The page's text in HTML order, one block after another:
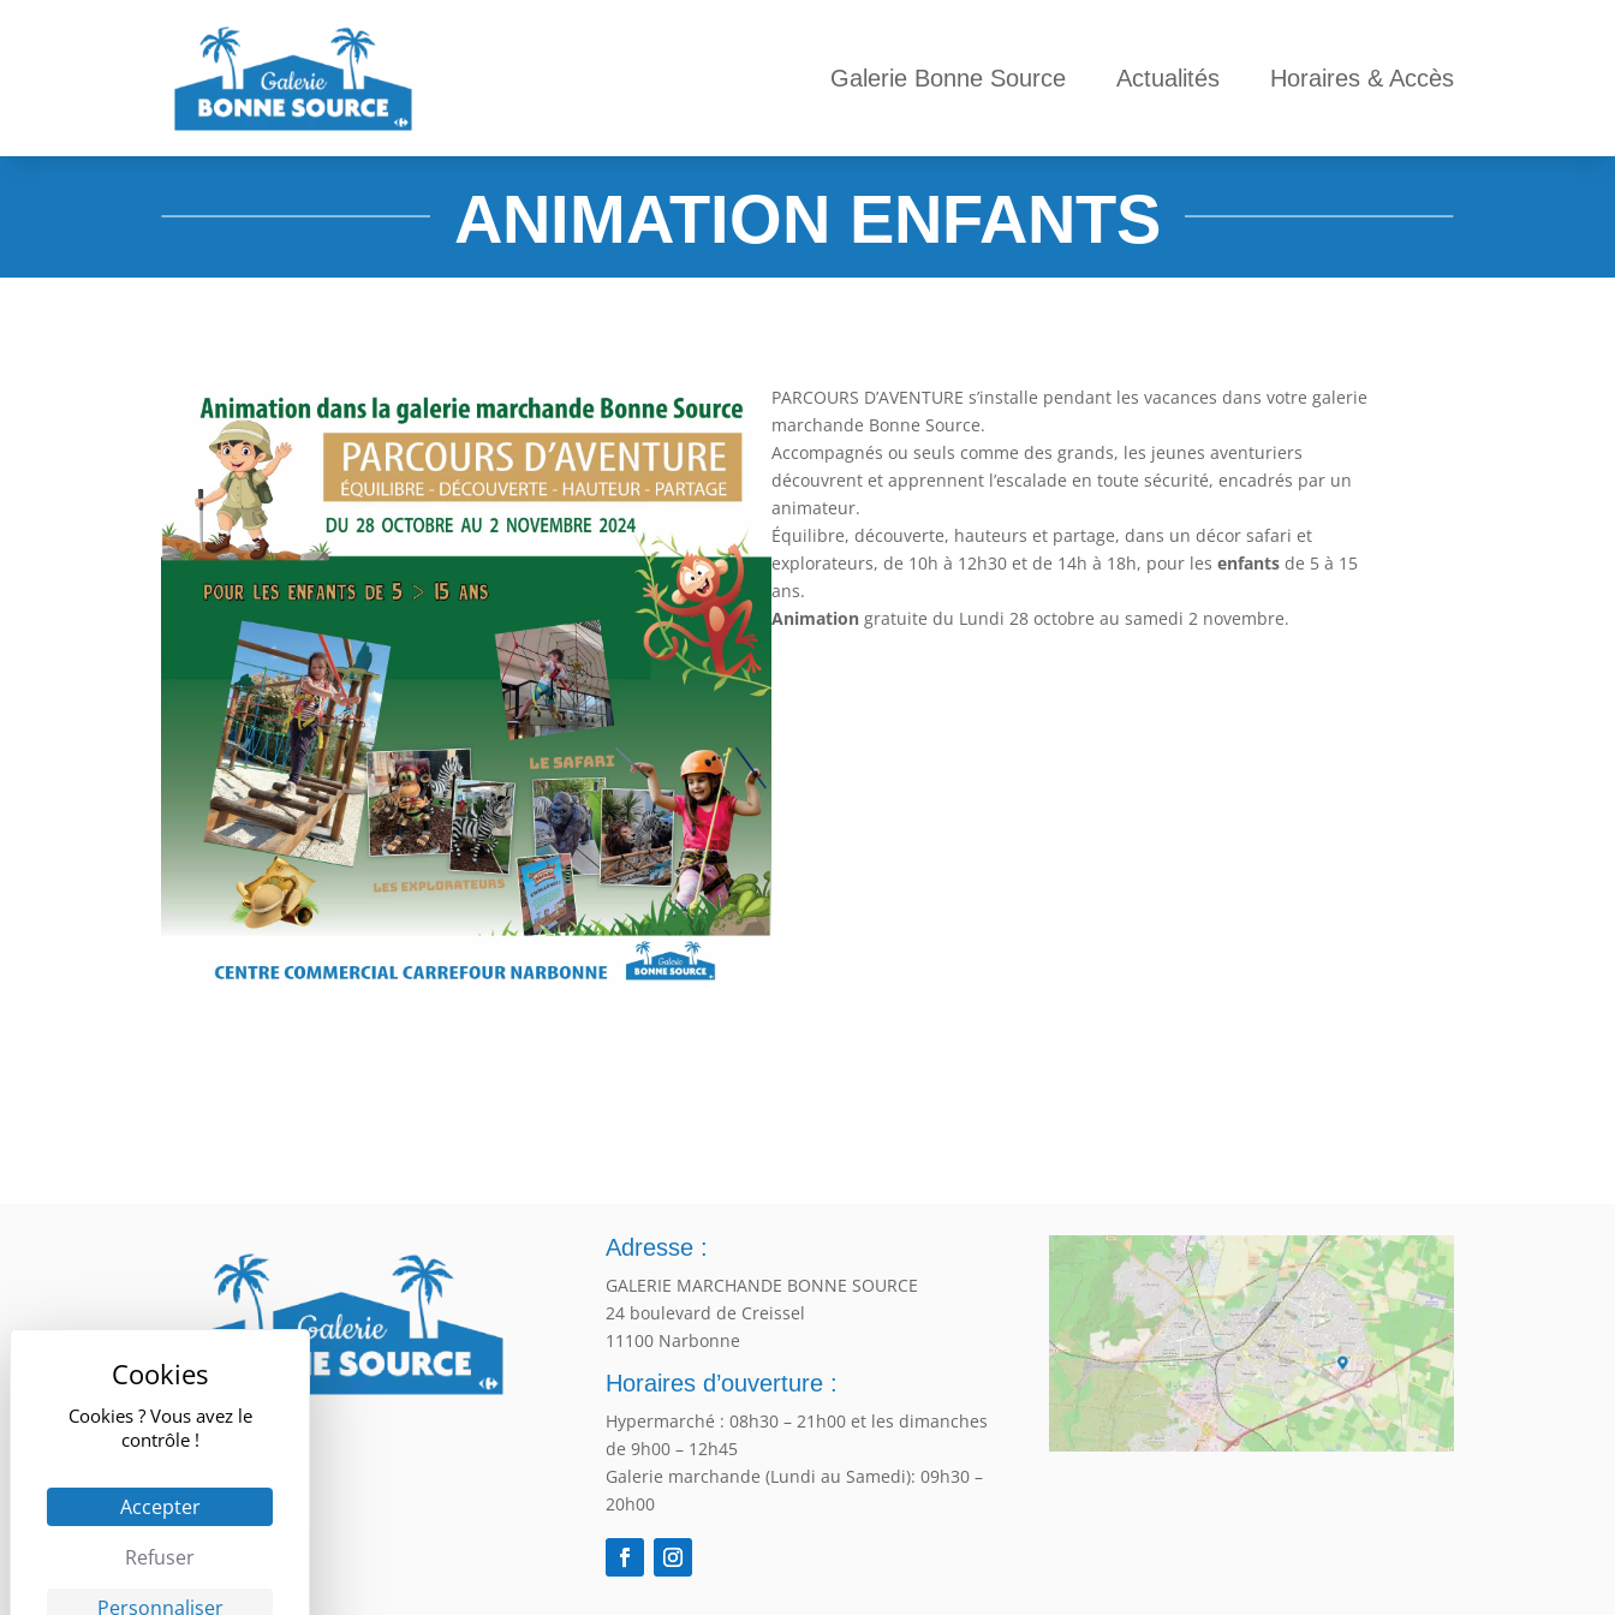
Cookies ? Vous avez le
contrôle !
Accepter
Refuser
Personnaliser
Galerie Bonne Source Actualités Horaires & Accès
ANIMATION ENFANTS
PARCOURS D’AVENTURE s’installe pendant les vacances dans votre galerie
marchande Bonne Source.
Accompagnés ou seuls comme des grands, les jeunes aventuriers
découvrent et apprennent l’escalade en toute sécurité, encadrés par un
animateur.
Équilibre, découverte, hauteurs et partage, dans un décor safari et
explorateurs, de 10h à 12h30 et de 14h à 18h, pour lesenfants de 5 à 15
ans.
Animation gratuite du Lundi 28 octobre au samedi 2 novembre.
Adresse :
GALERIE MARCHANDE BONNE SOURCE
24 boulevard de Creissel
11100 Narbonne
Horaires d’ouverture :
Hypermarché : 08h30 – 21h00 et les dimanches
de 9h00 – 12h45
Galerie marchande (Lundi au Samedi): 09h30 –
20h00